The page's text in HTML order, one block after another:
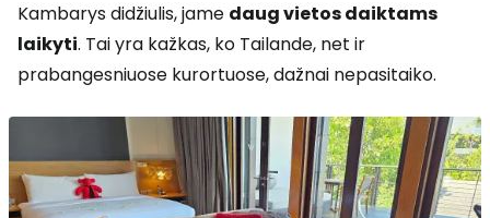
Kambarys didžiulis, jame daug vietos daiktams
laikyti. Tai yra kažkas, ko Tailande, net ir
prabangesniuose kurortuose, dažnai nepasitaiko.